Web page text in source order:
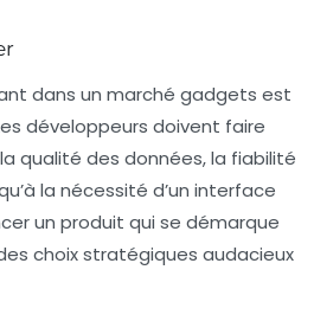
dans un marché gadgets est
développeurs doivent faire
qualité des données, la fiabilité
la nécessité d’un interface
un produit qui se démarque
choix stratégiques audacieux